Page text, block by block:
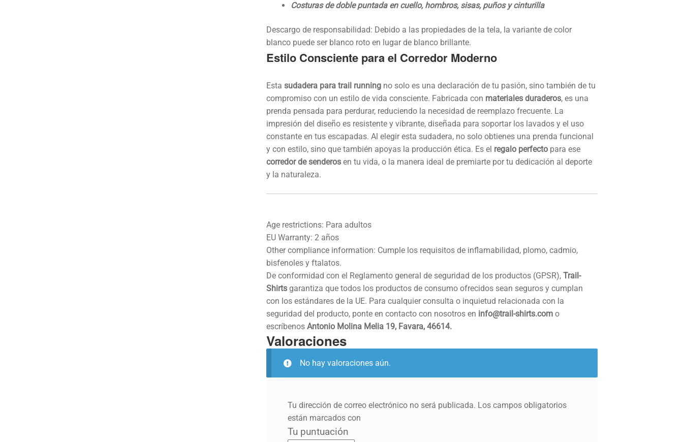
Costuras de doble puntada en cuello, hombros, sisas, puños y cinturilla
Descargo de responsabilidad: Debido a las propiedades de la tela, la variante de color
blanco puede ser blanco roto en lugar de blanco brillante.
Estilo Consciente para el Corredor Moderno
Esta sudadera para trail runningno solo es una declaración de tu pasión, sino también de tu
compromiso con un estilo de vida consciente. Fabricada con materiales duraderos, es una
prenda pensada para perdurar, reduciendo la necesidad de reemplazo frecuente. La
impresión del diseño es resistente y vibrante, diseñada para soportar los lavados y el uso
constante en tus escapadas. Al elegir esta sudadera, no solo obtienes una prenda funcional
y con estilo, sino que también apoyas la producción ética. Es el regalo perfectopara ese
corredor de senderosen tu vida, o la manera ideal de premiarte por tu dedicación al deporte
y la naturaleza.
Age restrictions: Para adultos
EU Warranty: 2 años
Other compliance information: Cumple los requisitos de inflamabilidad, plomo, cadmio,
bisfenoles y ftalatos.
De conformidad con el Reglamento general de seguridad de los productos (GPSR), Trail-
Shirtsgarantiza que todos los productos de consumo ofrecidos sean seguros y cumplan
con los estándares de la UE. Para cualquier consulta o inquietud relacionada con la
seguridad del producto, ponte en contacto con nosotros en info@trail-shirts.como
escríbenos Antonio Molina Melia 19, Favara, 46614.
Valoraciones
No hay valoraciones aún.
Tu dirección de correo electrónico no será publicada. Los campos obligatorios
están marcados con
Tu puntuación